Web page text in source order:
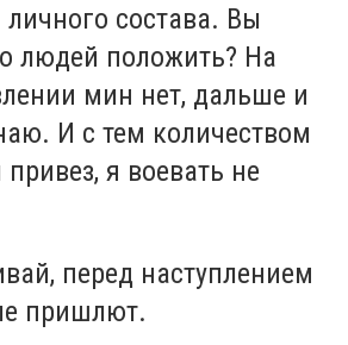
личного состава. Вы
людей положить? На
мин нет, дальше и
И с тем количеством
я воевать не
перед наступлением
пришлют.